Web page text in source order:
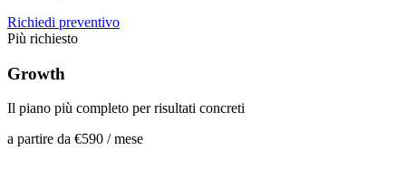
Richiedi preventivo
Più richiesto
Growth
Il piano più completo per risultati concreti
a partire da €590 / mese